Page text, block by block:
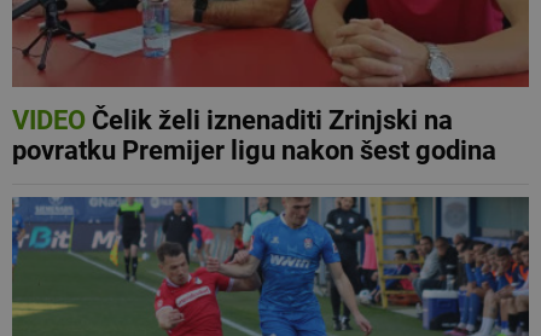
VIDEOČelik želi iznenaditi Zrinjski na
povratku Premijer ligu nakon šest godina